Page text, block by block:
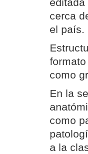
cerca
el país.
como
En la
como
a la